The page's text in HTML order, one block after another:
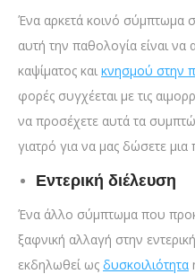
Ένα αρκετά κοινό σύμπτωμα
αυτή την παθολογία είναι να
καψίματος και κνησμού στην
φορές συγχέεται με τις
να προσέχετε αυτά τα
γιατρό για να μας δώσετε
Εντερική διέλευση
Ένα άλλο σύμπτωμα που
ξαφνική αλλαγή στην
εκδηλωθεί ως δυσκοιλιότητα